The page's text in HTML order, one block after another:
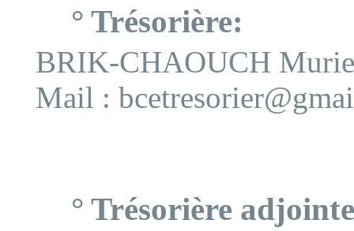
° Trésorière:
BRIK-CHAOUCH
Mail :
° Trésorière